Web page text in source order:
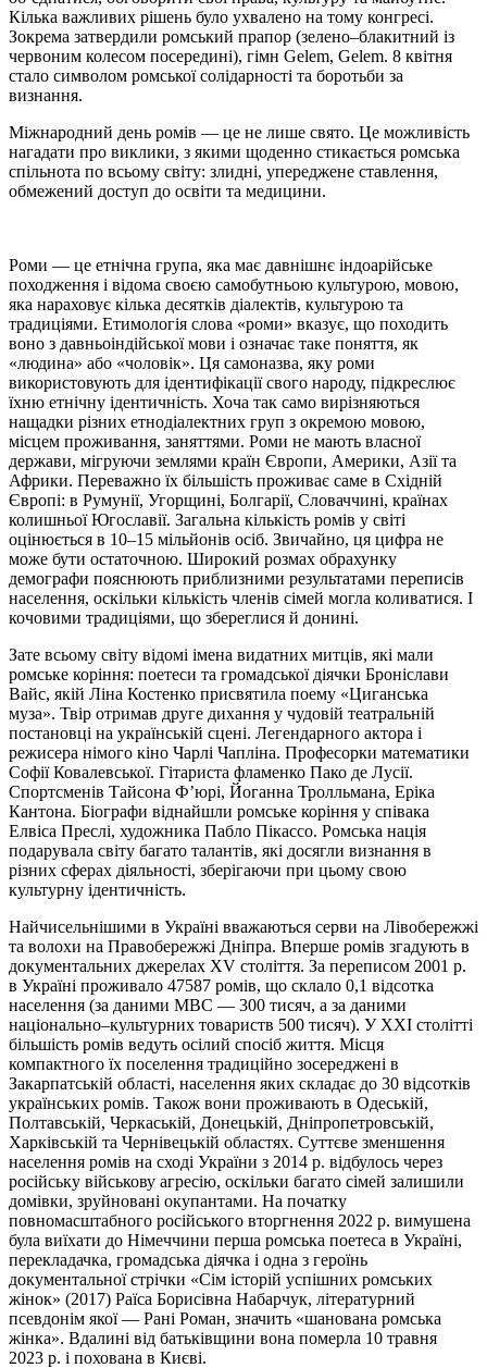
Кілька важливих рішень було ухвалено на тому конгресі.
Зокрема затвердили ромський прапор (зелено–блакитний із
червоним колесом посередині), гімн Gelem, Gelem. 8 квітня
стало символом ромської солідарності та боротьби за
визнання.
Міжнародний день ромів — це не лише свято. Це можливість
нагадати про виклики, з якими щоденно стикається ромська
спільнота по всьому світу: злидні, упереджене ставлення,
обмежений доступ до освіти та медицини.
Роми — це етнічна група, яка має давнішнє індоарійське
походження і відома своєю самобутньою культурою, мовою,
яка нараховує кілька десятків діалектів, культурою та
традиціями. Етимологія слова «роми» вказує, що походить
воно з давньоіндійської мови і означає таке поняття, як
«людина» або «чоловік». Ця самоназва, яку роми
використовують для ідентифікації свого народу, підкреслює
їхню етнічну ідентичність. Хоча так само вирізняються
нащадки різних етнодіалектних груп з окремою мовою,
місцем проживання, заняттями. Роми не мають власної
держави, мігруючи землями країн Європи, Америки, Азії та
Африки. Переважно їх більшість проживає саме в Східній
Європі: в Румунії, Угорщині, Болгарії, Словаччині, країнах
колишньої Югославії. Загальна кількість ромів у світі
оцінюється в 10–15 мільйонів осіб. Звичайно, ця цифра не
може бути остаточною. Широкий розмах обрахунку
демографи пояснюють приблизними результатами переписів
населення, оскільки кількість членів сімей могла коливатися. І
кочовими традиціями, що збереглися й донині.
Зате всьому світу відомі імена видатних митців, які мали
ромське коріння: поетеси та громадської діячки Броніслави
Вайс, якій Ліна Костенко присвятила поему «Циганська
муза». Твір отримав друге дихання у чудовій театральній
постановці на українській сцені. Легендарного актора і
режисера німого кіно Чарлі Чапліна. Професорки математики
Софії Ковалевської. Гітариста фламенко Пако де Лусії.
Спортсменів Тайсона Ф’юрі, Йоганна Тролльмана, Еріка
Кантона. Біографи віднайшли ромське коріння у співака
Елвіса Преслі, художника Пабло Пікассо. Ромська нація
подарувала світу багато талантів, які досягли визнання в
різних сферах діяльності, зберігаючи при цьому свою
культурну ідентичність.
Найчисельнішими в Україні вважаються серви на Лівобережжі
та волохи на Правобережжі Дніпра. Вперше ромів згадують в
документальних джерелах XV століття. За переписом 2001 р.
в Україні проживало 47587 ромів, що склало 0,1 відсотка
населення (за даними МВС — 300 тисяч, а за даними
національно–культурних товариств 500 тисяч). У ХХІ столітті
більшість ромів ведуть осілий спосіб життя. Місця
компактного їх поселення традиційно зосереджені в
Закарпатській області, населення яких складає до 30 відсотків
українських ромів. Також вони проживають в Одеській,
Полтавській, Черкаській, Донецькій, Дніпропетровській,
Харківській та Чернівецькій областях. Суттєве зменшення
населення ромів на сході України з 2014 р. відбулось через
російську військову агресію, оскільки багато сімей залишили
домівки, зруйновані окупантами. На початку
повномасштабного російського вторгнення 2022 р. вимушена
була виїхати до Німеччини перша ромська поетеса в Україні,
перекладачка, громадська діячка і одна з героїнь
документальної стрічки «Сім історій успішних ромських
жінок» (2017) Раїса Борисівна Набарчук, літературний
псевдонім якої — Рані Роман, значить «шанована ромська
жінка». Вдалині від батьківщини вона померла 10 травня
2023 р. і похована в Києві.